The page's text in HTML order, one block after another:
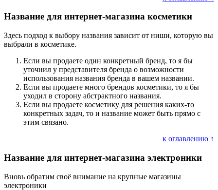
Название для интернет-магазина косметики
Здесь подход к выбору названия зависит от ниши, которую вы
выбрали в косметике.
Если вы продаете один конкретный бренд, то я бы
уточнил у представителя бренда о возможности
использования названия бренда в вашем названии.
Если вы продаете много брендов косметики, то я бы
уходил в сторону абстрактного названия.
Если вы продаете косметику для решения каких-то
конкретных задач, то и название может быть прямо с
этим связано.
к оглавлению ↑
Название для интернет-магазина электроники
Вновь обратим своё внимание на крупные магазины
электроники